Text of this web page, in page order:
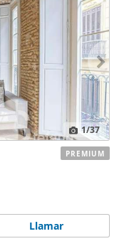
1/37
Llamar
PREMIUM